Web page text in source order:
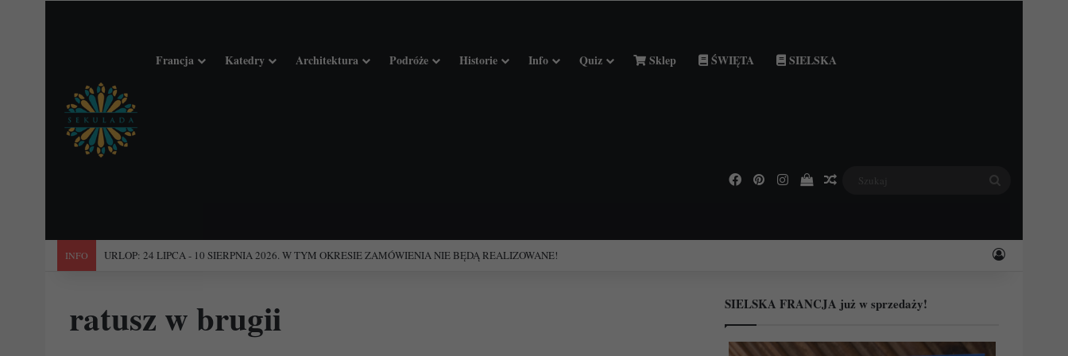
Francja Katedry Architektura Podróże Historie Info Quiz Sklep ŚWIĘTA SIELSKA
Facebook
PinterestInstagramPodejrzyj swój koszyk
Losowy wpis
INFO "Święta Francja". Przewodnik po 101 średniowiecznych kościołach Francji. Zaloguj
ratusz w brugii SIELSKA FRANCJA już w sprzedaży!